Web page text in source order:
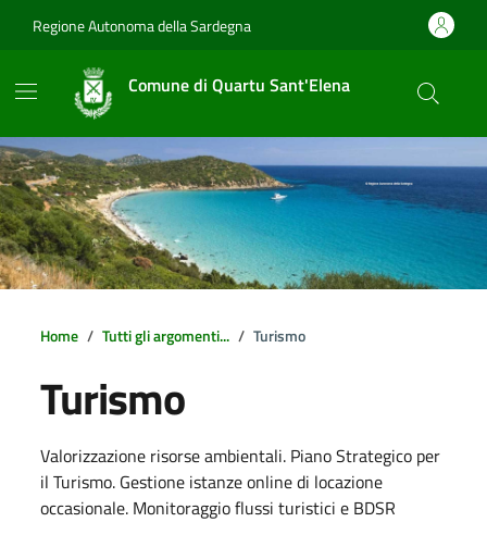
Regione Autonoma della Sardegna
Comune di Quartu Sant'Elena
Home Tutti gli argomenti... Turismo
Turismo
Dettagli della notizia
Valorizzazione risorse ambientali. Piano Strategico per
il Turismo. Gestione istanze online di locazione
occasionale. Monitoraggio flussi turistici e BDSR